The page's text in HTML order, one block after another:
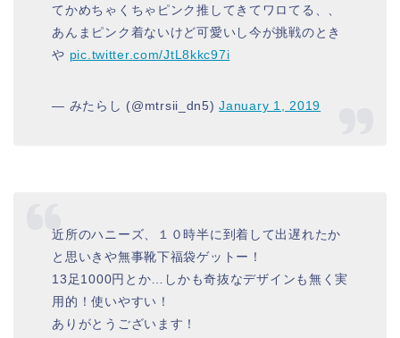
てかめちゃくちゃピンク推してきてワロてる、、
あんまピンク着ないけど可愛いし今が挑戦のとき
や pic.twitter.com/JtL8kkc97i
— みたらし (@mtrsii_dn5)January 1, 2019
近所のハニーズ、１０時半に到着して出遅れたか
と思いきや無事靴下福袋ゲットー！
13足1000円とか…しかも奇抜なデザインも無く実
用的！使いやすい！
ありがとうございます！